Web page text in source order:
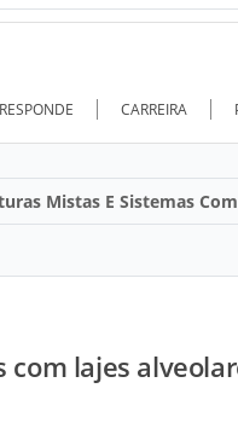
CARREIRA
Mistas E Sistemas
com lajes